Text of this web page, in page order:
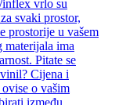
vrlo su
svaki prostor,
prostorije u vašem
materijala ima
Pitate se
Cijena i
o vašim
između